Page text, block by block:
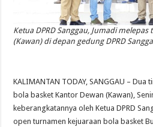
Ketua DPRD Sanggau, Jumadi
(Kawan) di depan gedung DPRD
KALIMANTAN TODAY, SANGGAU –
bola basket Kantor Dewan (Kawan),
keberangkatannya oleh Ketua DPRD
open turnamen kejuaraan bola basket